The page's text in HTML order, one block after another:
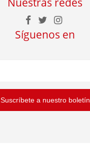
Síguenos en
Suscríbete a nuestro boletín